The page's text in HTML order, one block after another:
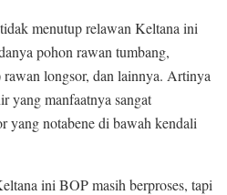
menutup relawan Keltana ini
pohon rawan tumbang,
longsor, dan lainnya. Artinya
yang manfaatnya sangat
notabene di bawah kendali
ini BOP masih berproses, tapi